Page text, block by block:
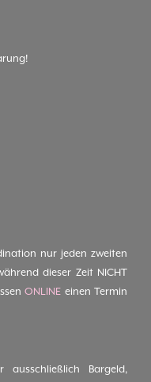
nur jeden zweiten
dieser Zeit NICHT
ONLINE einen Termin
ausschließlich Bargeld,